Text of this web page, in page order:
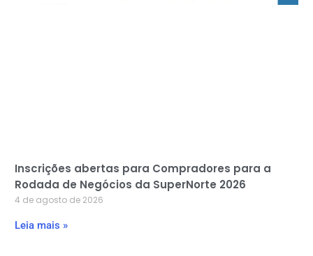
Inscrições abertas para Compradores para a
Rodada de Negócios da SuperNorte 2026
4 de agosto de 2026
Leia mais »